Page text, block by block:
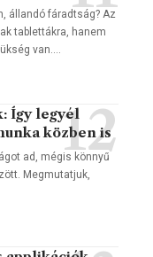
állandó fáradtság? Az
tablettákra, hanem
van.…
Így legyél
közben is
ad, mégis könnyű
Megmutatjuk,